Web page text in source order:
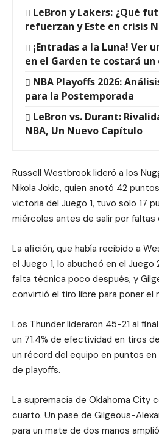
LeBron y Lakers: ¿Qué
refuerzan y Este en crisis
¡Entradas a la Luna! Ver
en el Garden te costará un
NBA Playoffs 2026:
para la Postemporada
LeBron vs. Durant:
NBA, Un Nuevo Capítulo
Russell Westbrook lideró a los
Nikola Jokic, quien anotó 42
victoria del Juego 1, tuvo solo 17
miércoles antes de salir por
La afición, que había recibido a
el Juego 1, lo abucheó en el
falta técnica poco después, y
convirtió el tiro libre para poner el
Los Thunder lideraron 45-21 al
un 71.4% de efectividad en tiros
un récord del equipo en puntos
de playoffs.
La supremacía de Oklahoma City
cuarto. Un pase de Gilgeous-
para un mate de dos manos